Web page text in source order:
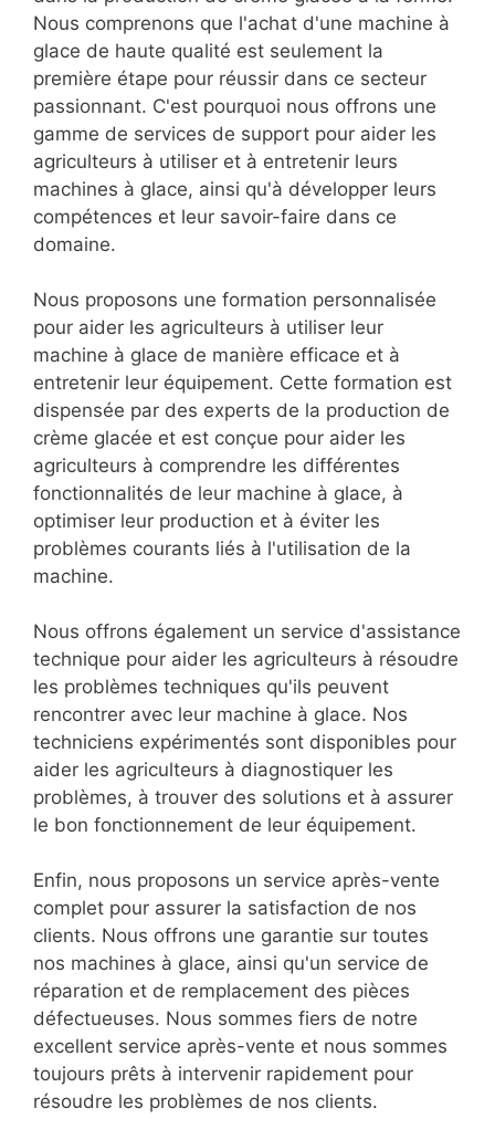
Nous comprenons que l'achat d'une machine à
glace de haute qualité est seulement la
première étape pour réussir dans ce secteur
passionnant. C'est pourquoi nous offrons une
gamme de services de support pour aider les
agriculteurs à utiliser et à entretenir leurs
machines à glace, ainsi qu'à développer leurs
compétences et leur savoir-faire dans ce
domaine.
Nous proposons une formation personnalisée
pour aider les agriculteurs à utiliser leur
machine à glace de manière efficace et à
entretenir leur équipement. Cette formation est
dispensée par des experts de la production de
crème glacée et est conçue pour aider les
agriculteurs à comprendre les différentes
fonctionnalités de leur machine à glace, à
optimiser leur production et à éviter les
problèmes courants liés à l'utilisation de la
machine.
Nous offrons également un service d'assistance
technique pour aider les agriculteurs à résoudre
les problèmes techniques qu'ils peuvent
rencontrer avec leur machine à glace. Nos
techniciens expérimentés sont disponibles pour
aider les agriculteurs à diagnostiquer les
problèmes, à trouver des solutions et à assurer
le bon fonctionnement de leur équipement.
Enfin, nous proposons un service après-vente
complet pour assurer la satisfaction de nos
clients. Nous offrons une garantie sur toutes
nos machines à glace, ainsi qu'un service de
réparation et de remplacement des pièces
défectueuses. Nous sommes fiers de notre
excellent service après-vente et nous sommes
toujours prêts à intervenir rapidement pour
résoudre les problèmes de nos clients.